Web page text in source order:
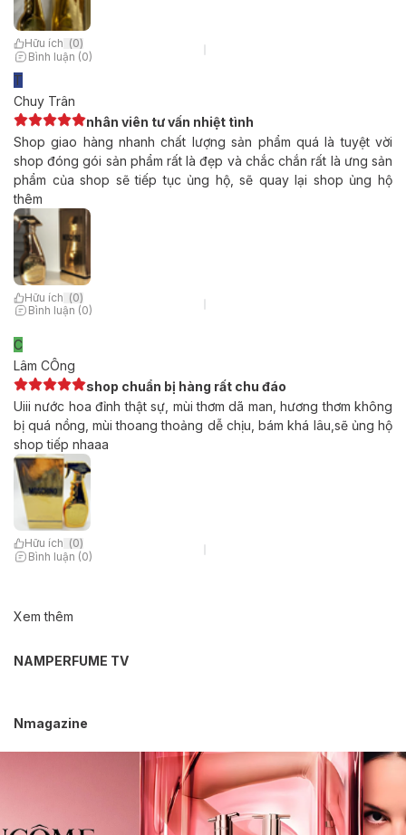
Hữu ích (0)
Bình luận (0)
T
Chuy Trân
nhân viên tư vấn nhiệt tình
Shop giao hàng nhanh chất lượng sản phẩm quá là tuyệt vời
shop đóng gói sản phẩm rất là đẹp và chắc chắn rất là ưng sản
phẩm của shop sẽ tiếp tục ủng hộ, sẽ quay lại shop ủng hộ
thêm
Hữu ích (0)
Bình luận (0)
C
Lâm CÔng
shop chuẩn bị hàng rất chu đáo
Uiii nước hoa đỉnh thật sự, mùi thơm dã man, hương thơm không
bị quá nồng, mùi thoang thoảng dễ chịu, bám khá lâu,sẽ ủng hộ
shop tiếp nhaaa
Hữu ích (0)
Bình luận (0)
Xem thêm
NAMPERFUME TV
Nmagazine